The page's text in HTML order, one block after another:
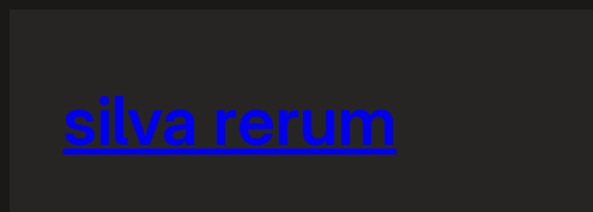
silva rerum